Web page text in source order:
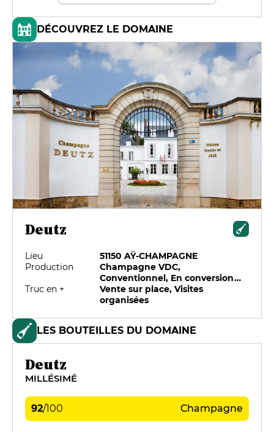
DÉCOUVREZ LE DOMAINE
Deutz
Lieu
51150 AŸ-CHAMPAGNE
Production
Champagne VDC,
Conventionnel, En conversion
biologique, HVE
Truc en +
Vente sur place, Visites
organisées
LES BOUTEILLES DU DOMAINE
Deutz
MILLÉSIMÉ
92/100 Champagne